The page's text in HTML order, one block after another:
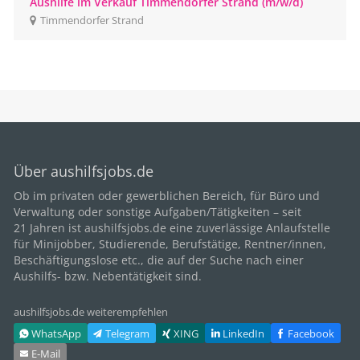
Timmendorfer Strand
Über aushilfsjobs.de
Ob im privaten oder gewerblichen Bereich, für Büro und
Verwaltung oder sonstige Aufgaben/Tätigkeiten – seit
21 Jahren ist aushilfsjobs.de eine zuverlässige Anlaufstelle
für Minijobber, Studierende, Berufstätige, Rentner/innen,
Beschäftigungslose etc., die auf der Suche nach einer
Aushilfs- bzw. Nebentätigkeit sind.
aushilfsjobs.de weiterempfehlen
WhatsApp
Telegram XING LinkedIn
Facebook
E‑Mail